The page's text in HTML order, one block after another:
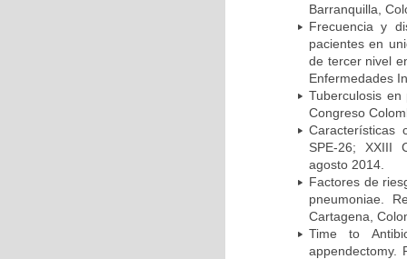
Barranquilla,
Frecuencia y
pacientes en
de tercer nivel
Enfermedades
Tuberculosis
Congreso
Características
SPE-26; XXIII
agosto 2014.
Factores de
pneumoniae.
Cartagena,
Time to
appendectomy.